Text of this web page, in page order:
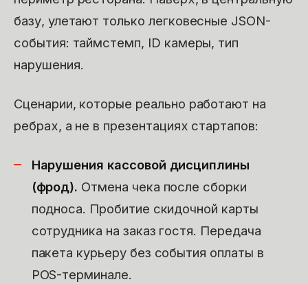
базу, улетают только легковесные JSON-
события: таймстемп, ID камеры, тип
нарушения.
Сценарии, которые реально работают на
ребрах, а не в презентациях стартапов:
Нарушения кассовой дисциплины
(фрод). Отмена чека после сборки
подноса. Пробитие скидочной карты
сотрудника на заказ гостя. Передача
пакета курьеру без события оплаты в
POS-терминале.